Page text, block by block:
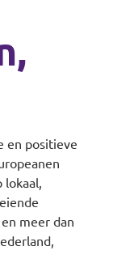
en positieve
lokaal,
meer dan